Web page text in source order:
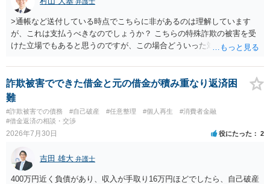
>通帳など送付している時点でこちらに非があるのは理解しています
が、これは支払うべきなのでしょうか？ こちらの特殊詐欺の被害を受
けた立場でもあると思うのですが、この場合どういった対処が必要で
がいいとは思います。 そもそも、特殊詐欺関係なく旦那さんの行為
は法に触れる可能性もあります。 ＞100万を支払わず穏便に和解する
ことは可能でしょうか？ →一般的には難しいです。相談者さんも１０
０万円の被害を受けたとして、１円も払わないで和解したいと言われ
たら、 できるだけ重い刑罰を与えて欲しい、と思われるのではない
でしょうか。 ＞弁護士さんに入ってもらうことで支払額が下がること
分賠償に回すことも考えられるので、 兼ね合いは考えてみましょう。
詐欺被害でできた借金と元の借金が積み重なり返済困
難
#詐欺被害での債務 #自己破産 #任意整理 #個人再生
#消費者金融
#借金返済の相談・交渉
2026年7月30日 役にたった 2
吉田 雄大 弁護士
400万円近く負債があり、収入が手取り16万円ほどでしたら、自己破産